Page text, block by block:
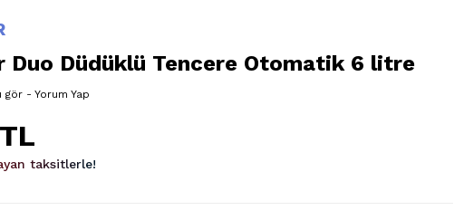
Duo Düdüklü Tencere Otomatik 6 litre
gör - Yorum Yap
taksitlerle!